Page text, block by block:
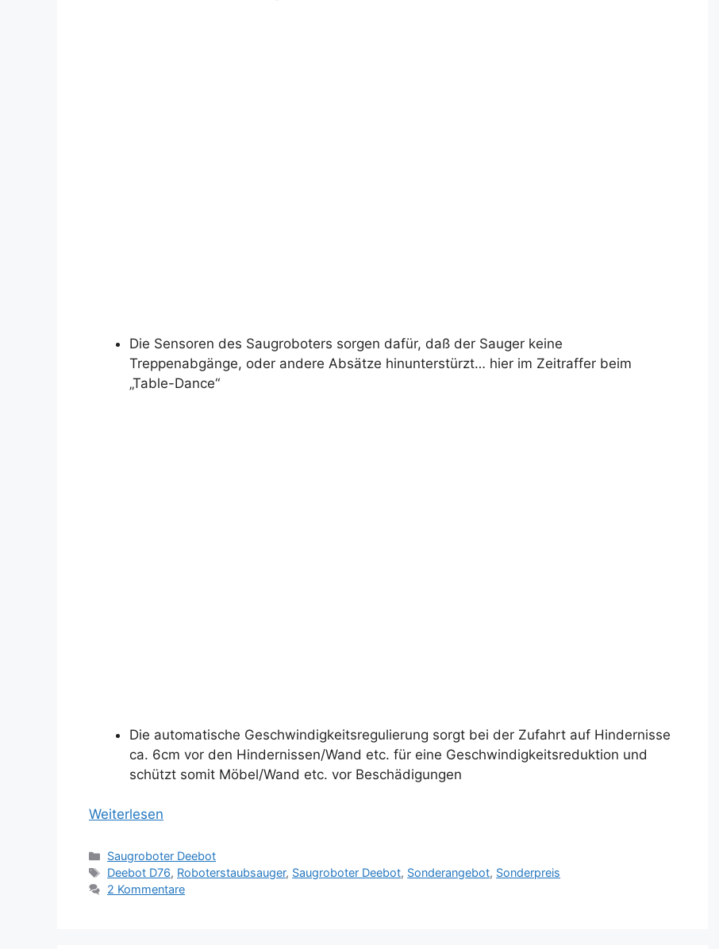
Die Sensoren des Saugroboters sorgen dafür, daß der Sauger keine
Treppenabgänge, oder andere Absätze hinunterstürzt… hier im Zeitraffer beim
„Table-Dance“
Die automatische Geschwindigkeitsregulierung sorgt bei der Zufahrt auf Hindernisse
ca. 6cm vor den Hindernissen/Wand etc. für eine Geschwindigkeitsreduktion und
schützt somit Möbel/Wand etc. vor Beschädigungen
Weiterlesen
Kategorien
Saugroboter Deebot
Schlagwörter
Deebot D76, Roboterstaubsauger, Saugroboter Deebot, Sonderangebot, Sonderpreis
2 Kommentare